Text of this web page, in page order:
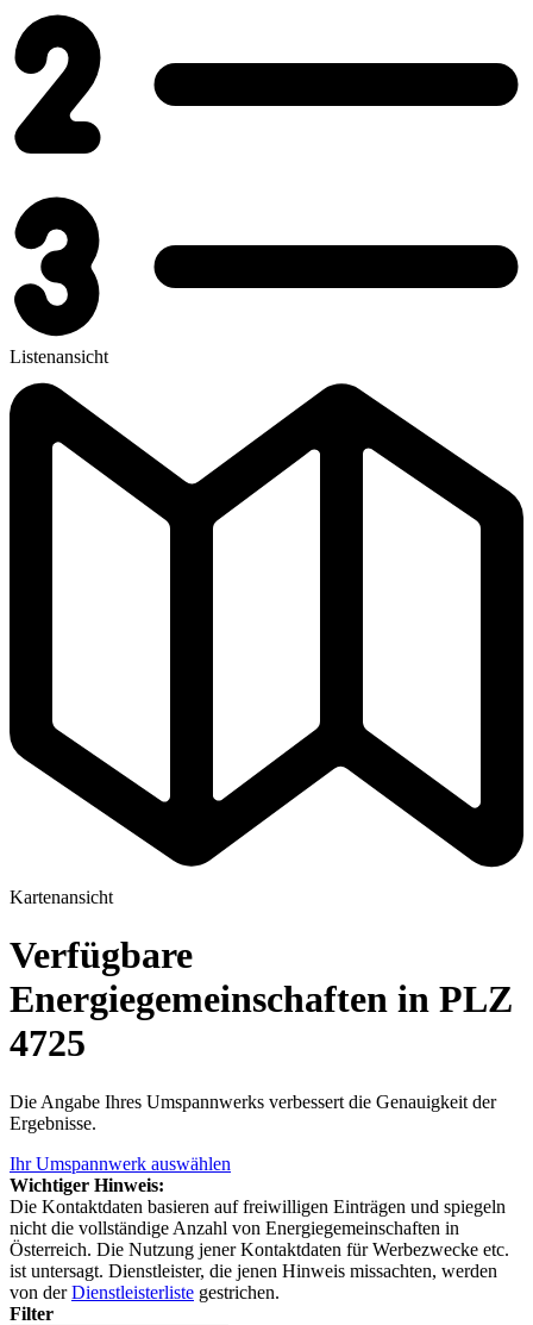
Listenansicht
Kartenansicht
Verfügbare
Energiegemeinschaften in PLZ
4725
Die Angabe Ihres Umspannwerks verbessert die Genauigkeit der
Ergebnisse.
Ihr Umspannwerk auswählen
Wichtiger Hinweis:
Die Kontaktdaten basieren auf freiwilligen Einträgen und spiegeln
nicht die vollständige Anzahl von Energiegemeinschaften in
Österreich. Die Nutzung jener Kontaktdaten für Werbezwecke etc.
ist untersagt. Dienstleister, die jenen Hinweis missachten, werden
von derDienstleisterliste gestrichen.
Filter